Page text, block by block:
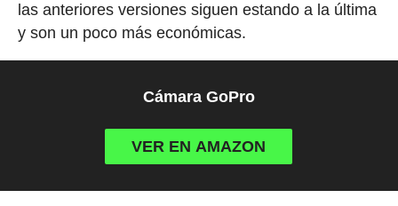
las anteriores versiones siguen estando a la última
y son un poco más económicas.
Cámara GoPro
VER EN AMAZON